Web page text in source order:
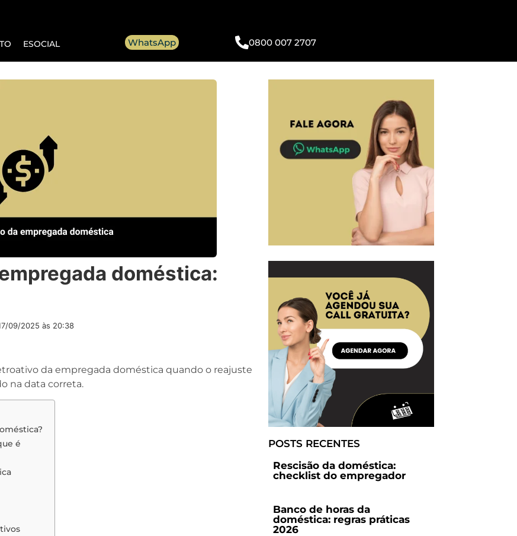
ESOCIAL WhatsApp 0800 007 2707
doméstica:
09/2025 às 20:38
da empregada doméstica quando o reajuste
na data correta.
é
POSTS RECENTES
Rescisão da doméstica:
checklist do empregador
Banco de horas da
doméstica: regras práticas
2026